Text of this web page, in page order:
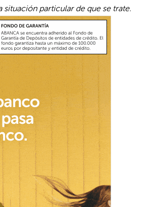
situación particular de que se trate.